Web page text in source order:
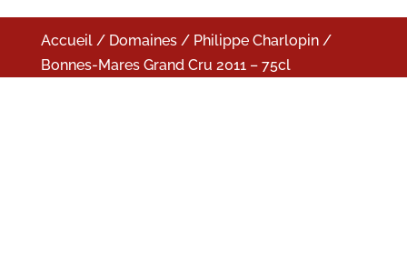
Accueil/ Domaines/ Philippe Charlopin/
Bonnes-Mares Grand Cru 2011 – 75cl